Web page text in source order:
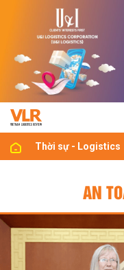
Thời sự - Logistics
AN